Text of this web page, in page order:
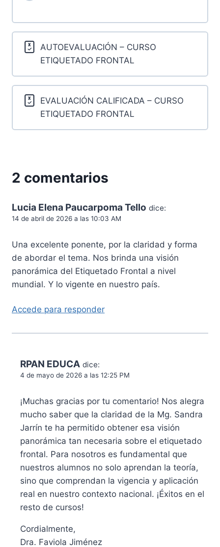
AUTOEVALUACIÓN – CURSO
ETIQUETADO FRONTAL
EVALUACIÓN CALIFICADA – CURSO
ETIQUETADO FRONTAL
2 comentarios
Lucia Elena Paucarpoma Tello dice:
14 de abril de 2026 a las 10:03 AM
Una excelente ponente, por la claridad y forma
de abordar el tema. Nos brinda una visión
panorámica del Etiquetado Frontal a nivel
mundial. Y lo vigente en nuestro país.
Accede para responder
RPAN EDUCA dice:
4 de mayo de 2026 a las 12:25 PM
¡Muchas gracias por tu comentario! Nos alegra
mucho saber que la claridad de la Mg. Sandra
Jarrín te ha permitido obtener esa visión
panorámica tan necesaria sobre el etiquetado
frontal. Para nosotros es fundamental que
nuestros alumnos no solo aprendan la teoría,
sino que comprendan la vigencia y aplicación
real en nuestro contexto nacional. ¡Éxitos en el
resto de cursos!
Cordialmente,
Dra. Faviola Jiménez